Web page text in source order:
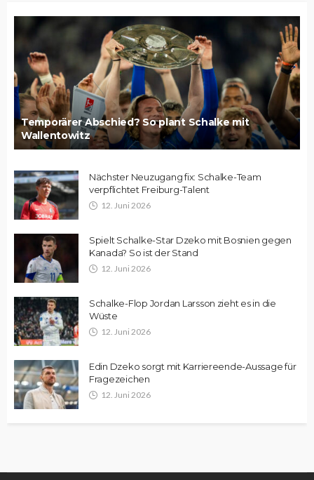
Temporärer Abschied? So plant Schalke mit
Wallentowitz
Nächster Neuzugang fix: Schalke-Team
verpflichtet Freiburg-Talent
12. Juni 2026
Spielt Schalke-Star Dzeko mit Bosnien gegen
Kanada? So ist der Stand
12. Juni 2026
Schalke-Flop Jordan Larsson zieht es in die
Wüste
12. Juni 2026
Edin Dzeko sorgt mit Karriereende-Aussage für
Fragezeichen
12. Juni 2026